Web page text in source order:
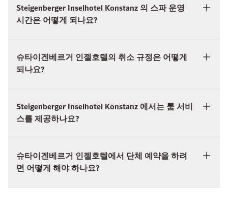
슈타이겐베르거 인젤호텔의 취소 규정은 어떻게
되나요?
Steigenberger Inselhotel Konstanz 에서는 룸 서비
스를 제공하나요?
슈타이겐베르거 인젤호텔에서 단체 예약을 하려
면 어떻게 해야 하나요?